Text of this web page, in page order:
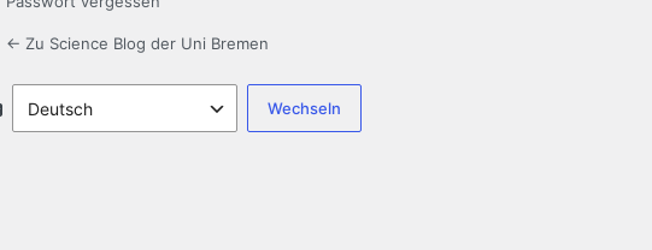
← Zu Science Blog der Uni Bremen
Sprache